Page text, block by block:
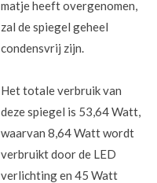
matje heeft overgenomen,
zal de spiegel geheel
condensvrij zijn.
Het totale verbruik van
deze spiegel is 53,64 Watt,
waarvan 8,64 Watt wordt
verbruikt door de LED
verlichting en 45 Watt